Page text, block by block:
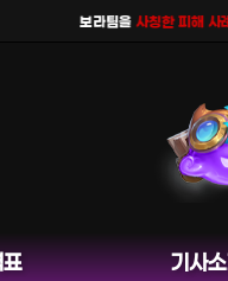
보라팀을사칭한 피해 사례 가
기사